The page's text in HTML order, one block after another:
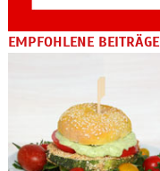
EMPFOHLENE BEITRÄGE